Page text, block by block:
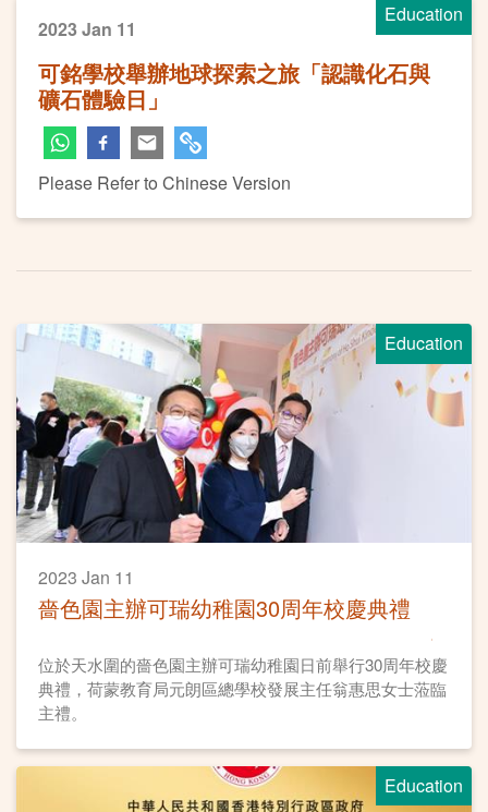
Education
2023 Jan 11
可銘學校舉辦地球探索之旅「認識化石與
礦石體驗日」
Please Refer to Chinese Version
Education
2023 Jan 11
嗇色園主辦可瑞幼稚園30周年校慶典禮
位於天水圍的嗇色園主辦可瑞幼稚園日前舉行30周年校慶
典禮，荷蒙教育局元朗區總學校發展主任翁惠思女士蒞臨
主禮。
Education